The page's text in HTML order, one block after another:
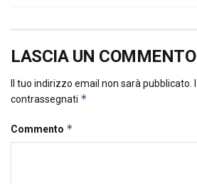
LASCIA UN COMMENTO
Il tuo indirizzo email non sarà pubblicato.
contrassegnati *
Commento *